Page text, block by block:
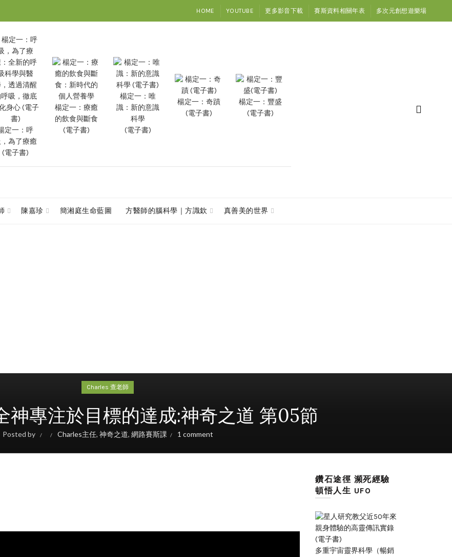
HOME YOUTUBE 更多影音下載 賽斯資料相關年表 多次元創想遊樂場
定一：呼
為了療癒
(電子書)
楊定一：療癒
的飲食與斷食
(電子書)
楊定一：唯
識：新的意識
科學
(電子書)
楊定一：奇蹟
(電子書)
楊定一：豐盛
(電子書)
陳嘉珍 簡湘庭生命藍圖 方醫師的腦科學｜方識欽 真善美的世界
Charles 查老師
神專注於目標的達成:神奇之道 第05節
Posted by Charles主任, 神奇之道, 網路賽斯課 1 comment
鑽石途徑 瀕死經驗
頓悟人生 UFO
多重宇宙靈界科學（暢銷